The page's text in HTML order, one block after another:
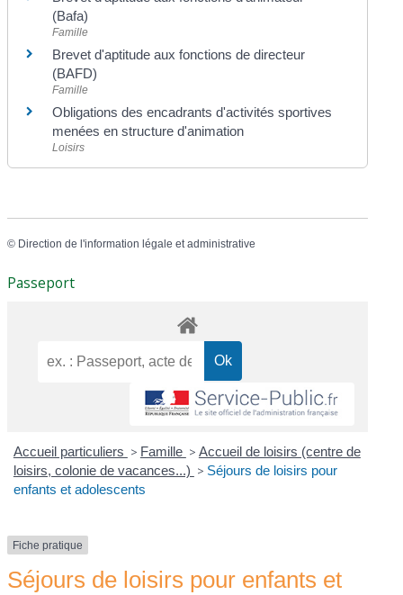
(Bafa)
Famille
Brevet d'aptitude aux fonctions de directeur
(BAFD)
Famille
Obligations des encadrants d'activités sportives
menées en structure d'animation
Loisirs
© Direction de l'information légale et administrative
Passeport
Accueil particuliers > Famille > Accueil de loisirs (centre de
loisirs, colonie de vacances...) > Séjours de loisirs pour
enfants et adolescents
Fiche pratique
Séjours de loisirs pour enfants et